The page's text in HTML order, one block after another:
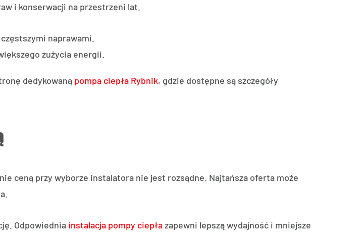
i konserwacji na przestrzeni lat.
naprawami.
zużycia energii.
dedykowaną pompa ciepła Rybnik, gdzie dostępne są szczegóły
ceną przy wyborze instalatora nie jest rozsądne. Najtańsza oferta może
Odpowiednia instalacja pompy ciepłazapewni lepszą wydajność i mniejsze